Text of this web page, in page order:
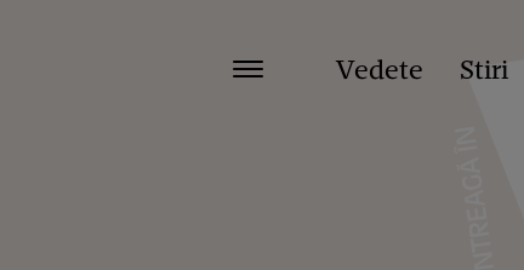
Vedete Stiri